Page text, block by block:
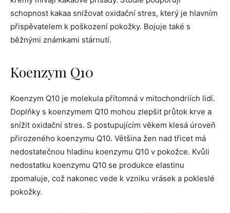
schopnost kakaa snižovat oxidační stres, který je hlavním
přispěvatelem k poškození pokožky. Bojuje také s
běžnými známkami stárnutí.
Koenzym Q10
Koenzym Q10 je molekula přítomná v mitochondriích lidí.
Doplňky s koenzymem Q10 mohou zlepšit průtok krve a
snížit oxidační stres. S postupujícím věkem klesá úroveň
přirozeného koenzymu Q10. Většina žen nad třicet má
nedostatečnou hladinu koenzymu Q10 v pokožce. Kvůli
nedostatku koenzymu Q10 se produkce elastinu
zpomaluje, což nakonec vede k vzniku vrásek a pokleslé
pokožky.